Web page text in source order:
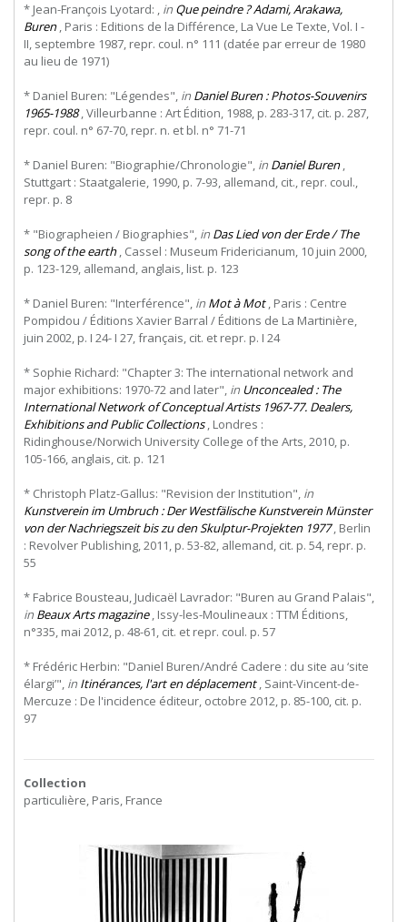
* Jean-François Lyotard: , in Que peindre ? Adami, Arakawa,
Buren, Paris : Editions de la Différence, La Vue Le Texte, Vol. I -
II, septembre 1987, repr. coul. n° 111 (datée par erreur de 1980
au lieu de 1971)
* Daniel Buren: "Légendes", in Daniel Buren : Photos-Souvenirs
1965-1988, Villeurbanne : Art Édition, 1988, p. 283-317, cit. p. 287,
repr. coul. n° 67-70, repr. n. et bl. n° 71-71
* Daniel Buren: "Biographie/Chronologie", in Daniel Buren,
Stuttgart : Staatgalerie, 1990, p. 7-93, allemand, cit., repr. coul.,
repr. p. 8
* "Biographeien / Biographies", in Das Lied von der Erde / The
song of the earth, Cassel : Museum Fridericianum, 10 juin 2000,
p. 123-129, allemand, anglais, list. p. 123
* Daniel Buren: "Interférence", in Mot à Mot, Paris : Centre
Pompidou / Éditions Xavier Barral / Éditions de La Martinière,
juin 2002, p. I 24- I 27, français, cit. et repr. p. I 24
* Sophie Richard: "Chapter 3: The international network and
major exhibitions: 1970-72 and later", in Unconcealed : The
International Network of Conceptual Artists 1967-77. Dealers,
Exhibitions and Public Collections, Londres :
Ridinghouse/Norwich University College of the Arts, 2010, p.
105-166, anglais, cit. p. 121
* Christoph Platz-Gallus: "Revision der Institution", in
Kunstverein im Umbruch : Der Westfälische Kunstverein Münster
von der Nachriegszeit bis zu den Skulptur-Projekten 1977, Berlin
: Revolver Publishing, 2011, p. 53-82, allemand, cit. p. 54, repr. p.
55
* Fabrice Bousteau, Judicaël Lavrador: "Buren au Grand Palais",
in Beaux Arts magazine, Issy-les-Moulineaux : TTM Éditions,
n°335, mai 2012, p. 48-61, cit. et repr. coul. p. 57
* Frédéric Herbin: "Daniel Buren/André Cadere : du site au ‘site
élargi’", in Itinérances, l'art en déplacement, Saint-Vincent-de-
Mercuze : De l'incidence éditeur, octobre 2012, p. 85-100, cit. p.
97
Collection
particulière, Paris, France